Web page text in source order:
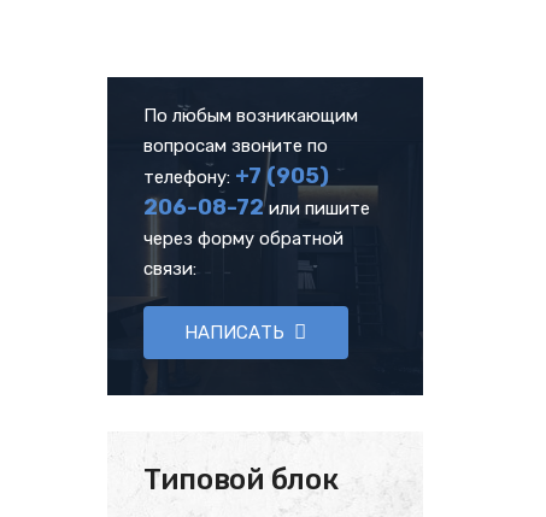
По любым возникающим
вопросам звоните по
телефону: +7 (905)
206-08-72или пишите
через форму обратной
связи:
НАПИСАТЬ
Типовой блок